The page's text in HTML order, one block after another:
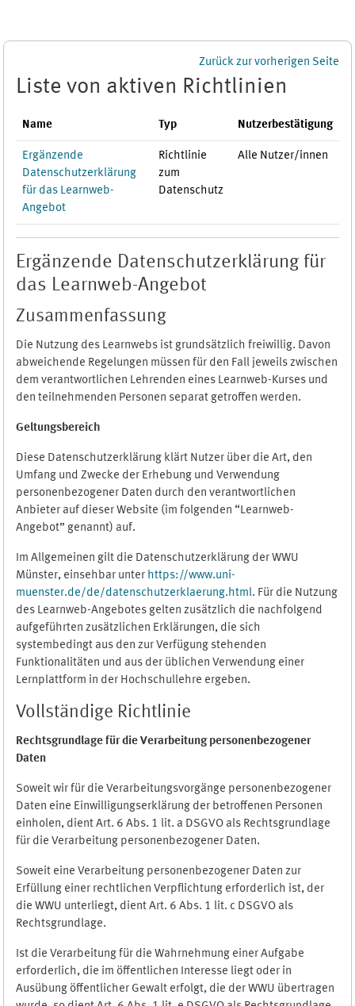
Zurück zur vorherigen Seite
Liste von aktiven Richtlinien
Name Typ Nutzerbestätigung
Ergänzende
Datenschutzerklärung
für das Learnweb-
Angebot
Richtlinie
zum
Datenschutz
Alle Nutzer/innen
Ergänzende Datenschutzerklärung für
das Learnweb-Angebot
Zusammenfassung
Die Nutzung des Learnwebs ist grundsätzlich freiwillig. Davon
abweichende Regelungen müssen für den Fall jeweils zwischen
dem verantwortlichen Lehrenden eines Learnweb-Kurses und
den teilnehmenden Personen separat getroffen werden.
Geltungsbereich
Diese Datenschutzerklärung klärt Nutzer über die Art, den
Umfang und Zwecke der Erhebung und Verwendung
personenbezogener Daten durch den verantwortlichen
Anbieter auf dieser Website (im folgenden “Learnweb-
Angebot” genannt) auf.
Im Allgemeinen gilt die Datenschutzerklärung der WWU
Münster, einsehbar unter https://www.uni-
muenster.de/de/datenschutzerklaerung.html. Für die Nutzung
des Learnweb-Angebotes gelten zusätzlich die nachfolgend
aufgeführten zusätzlichen Erklärungen, die sich
systembedingt aus den zur Verfügung stehenden
Funktionalitäten und aus der üblichen Verwendung einer
Lernplattform in der Hochschullehre ergeben.
Vollständige Richtlinie
Rechtsgrundlage für die Verarbeitung personenbezogener
Daten
Soweit wir für die Verarbeitungsvorgänge personenbezogener
Daten eine Einwilligungserklärung der betroffenen Personen
einholen, dient Art. 6 Abs. 1 lit. a DSGVO als Rechtsgrundlage
für die Verarbeitung personenbezogener Daten.
Soweit eine Verarbeitung personenbezogener Daten zur
Erfüllung einer rechtlichen Verpflichtung erforderlich ist, der
die WWU unterliegt, dient Art. 6 Abs. 1 lit. c DSGVO als
Rechtsgrundlage.
Ist die Verarbeitung für die Wahrnehmung einer Aufgabe
erforderlich, die im öffentlichen Interesse liegt oder in
Ausübung öffentlicher Gewalt erfolgt, die der WWU übertragen